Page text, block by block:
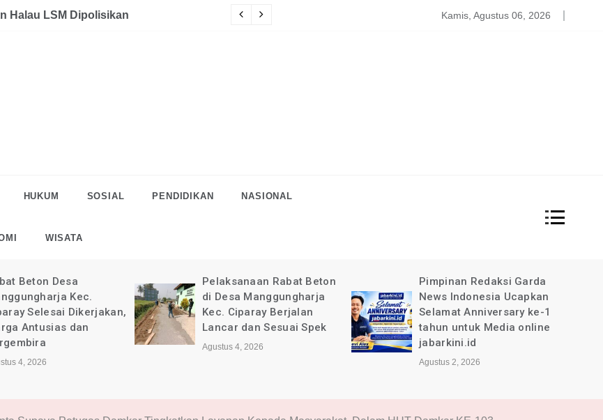
Halau LSM Dipolisikan Satgas PDBA Bantah Tidak Akomodir Bantuan Korban
Kamis, Agustus 06, 2026
HUKUM SOSIAL PENDIDIKAN NASIONAL
WISATA
Beton Desa
Kec.
Selesai Dikerjakan,
Antusias dan
4, 2026
Pelaksanaan Rabat Beton
di Desa Manggungharja
Kec. Ciparay Berjalan
Lancar dan Sesuai Spek
Agustus 4, 2026
Pimpinan Redaksi Garda
News Indonesia Ucapkan
Selamat Anniversary ke-1
tahun untuk Media online
jabarkini.id
Agustus 2, 2026